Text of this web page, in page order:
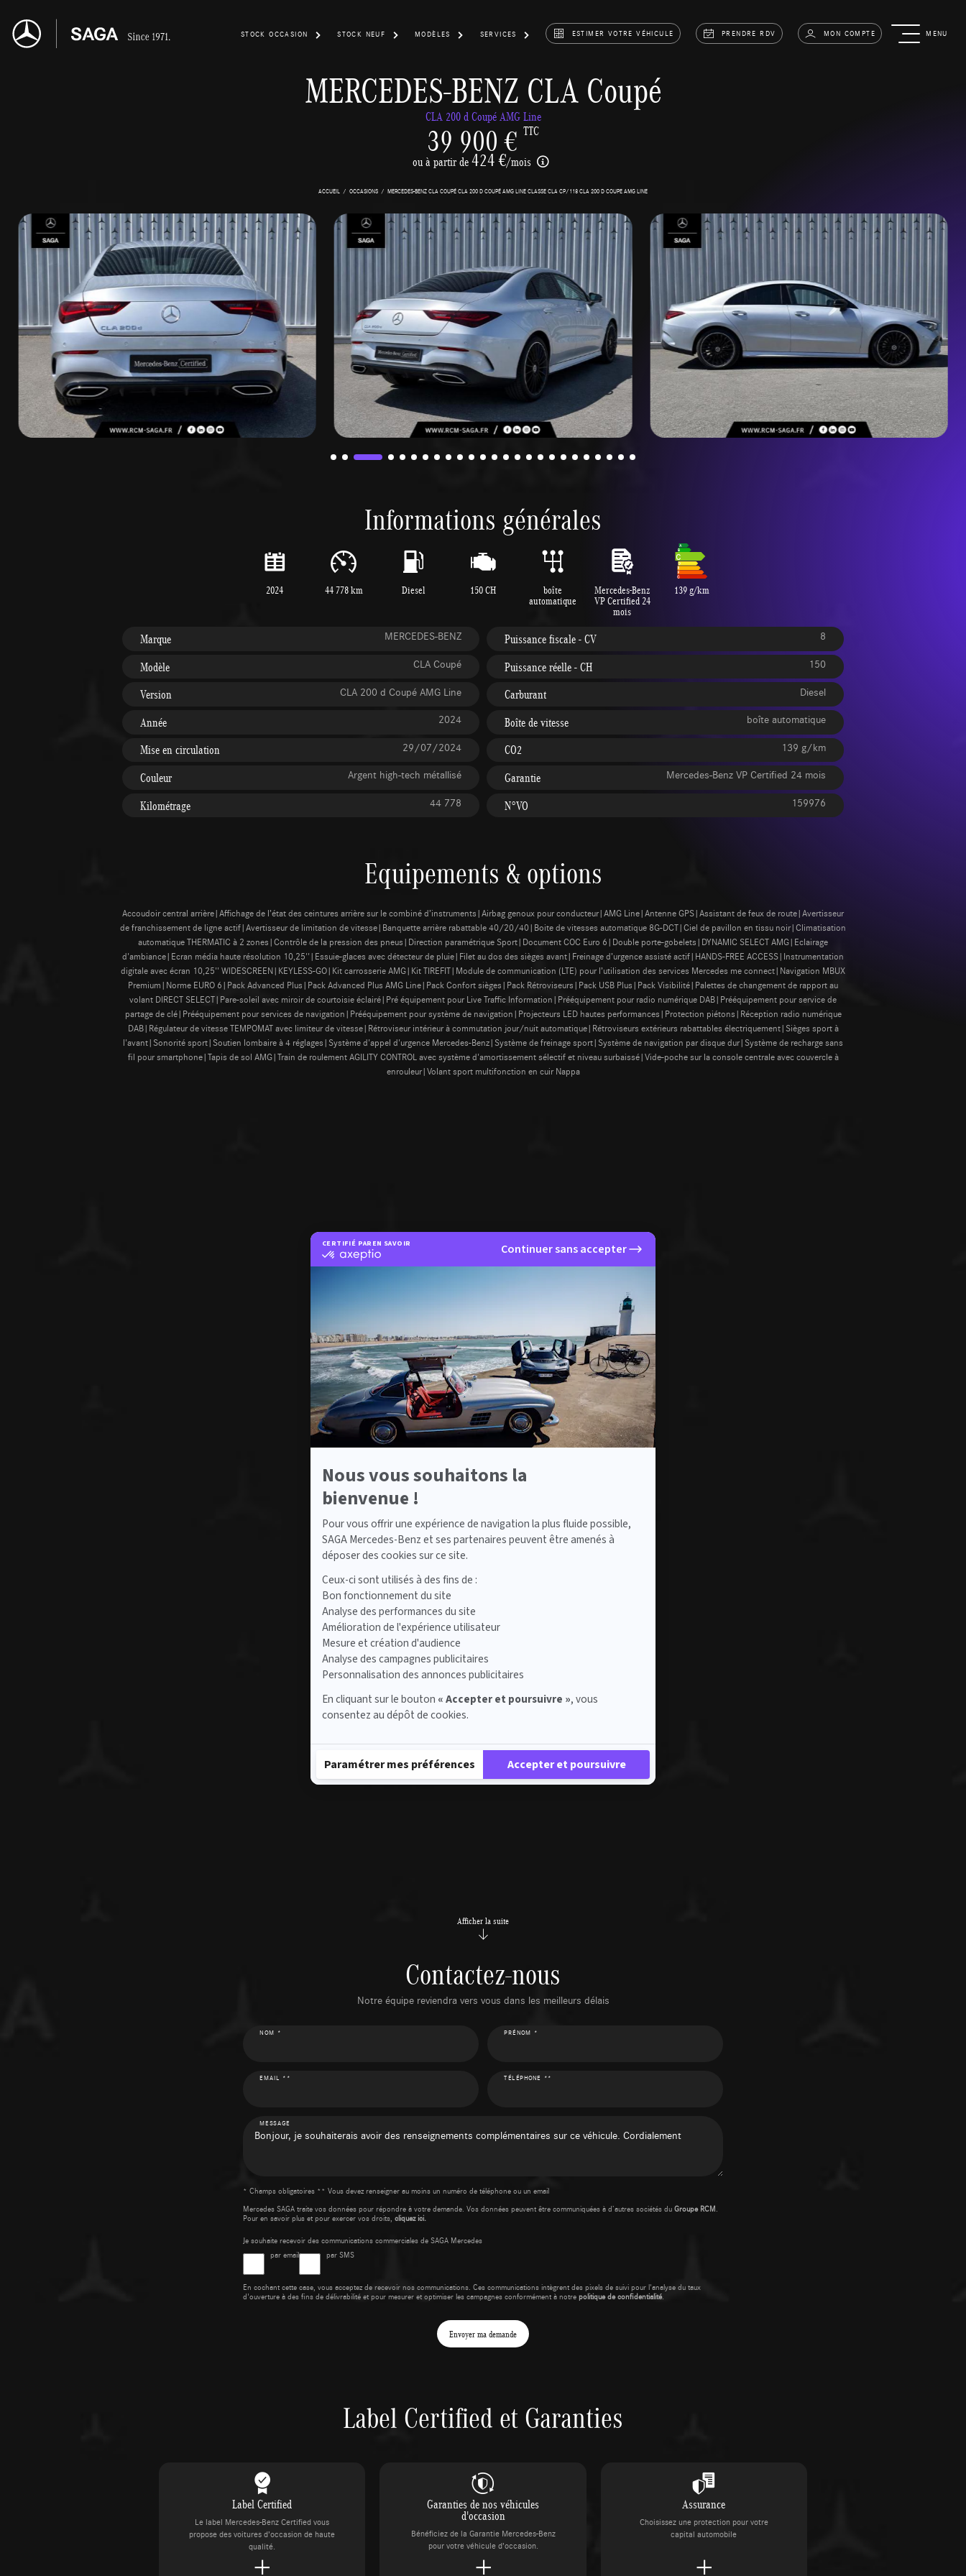
CERTIFIÉ PAR EN SAVOIR PLUS SUR
certifié
sur
Axeptio
Continuer sans accepter
Nous vous souhaitons la
bienvenue !
Pour vous offrir une expérience de navigation la plus fluide possible,
SAGA Mercedes-Benz et ses partenaires peuvent être amenés à
déposer des cookies sur ce site.
Ceux-ci sont utilisés à des fins de :
Bon fonctionnement du site
Analyse des performances du site
Amélioration de l'expérience utilisateur
Mesure et création d'audience
Analyse des campagnes publicitaires
Personnalisation des annonces publicitaires
En cliquant sur le bouton « Accepter et poursuivre », vous
consentez au dépôt de cookies.
Paramétrer mes préférences Accepter et poursuivre
STOCK OCCASION STOCK NEUF MODÈLES SERVICES ESTIMER VOTRE VÉHICULE PRENDRE RDV MON COMPTE MENU
MERCEDES-BENZ CLA Coupé
CLA 200 d Coupé AMG Line
39 900 € TTC
ou à partir de424 €/mois
ACCUEIL OCCASIONS MERCEDES-BENZ CLA COUPÉ CLA 200 D COUPÉ AMG LINE CLASSE CLA CP/118 CLA 200 D COUPE AMG LINE
Informations générales
2024 44 778 km Diesel 150 CH boîte
automatique
Mercedes-Benz
VP Certified 24
mois
139 g/km
Marque MERCEDES-BENZ
Modèle CLA Coupé
Version CLA 200 d Coupé AMG Line
Année 2024
Mise en circulation 29/07/2024
Couleur Argent high-tech métallisé
Kilométrage 44 778
Puissance fiscale - CV 8
Puissance réelle - CH 150
Carburant Diesel
Boîte de vitesse boîte automatique
CO2 139 g/km
Garantie Mercedes-Benz VP Certified 24 mois
N°VO 159976
Equipements & options
Accoudoir central arrière|Affichage de l’état des ceintures arrière sur le combiné d’instruments|Airbag genoux pour conducteur|AMG Line|Antenne GPS|Assistant de feux de route|Avertisseur
de franchissement de ligne actif|Avertisseur de limitation de vitesse|Banquette arrière rabattable 40/20/40|Boite de vitesses automatique 8G-DCT|Ciel de pavillon en tissu noir|Climatisation
automatique THERMATIC à 2 zones|Contrôle de la pression des pneus|Direction paramétrique Sport|Document COC Euro 6|Double porte-gobelets|DYNAMIC SELECT AMG|Eclairage
d'ambiance|Ecran média haute résolution 10,25''|Essuie-glaces avec détecteur de pluie|Filet au dos des sièges avant|Freinage d’urgence assisté actif|HANDS-FREE ACCESS|Instrumentation
digitale avec écran 10,25'' WIDESCREEN|KEYLESS-GO|Kit carrosserie AMG|Kit TIREFIT|Module de communication (LTE) pour l’utilisation des services Mercedes me connect|Navigation MBUX
Premium|Norme EURO 6|Pack Advanced Plus|Pack Advanced Plus AMG Line|Pack Confort sièges|Pack Rétroviseurs|Pack USB Plus|Pack Visibilité|Palettes de changement de rapport au
volant DIRECT SELECT|Pare-soleil avec miroir de courtoisie éclairé|Pré équipement pour Live Traffic Information|Prééquipement pour radio numérique DAB|Prééquipement pour service de
partage de clé|Prééquipement pour services de navigation|Prééquipement pour système de navigation|Projecteurs LED hautes performances|Protection piétons|Réception radio numérique
DAB|Régulateur de vitesse TEMPOMAT avec limiteur de vitesse|Rétroviseur intérieur à commutation jour/nuit automatique|Rétroviseurs extérieurs rabattables électriquement|Sièges sport à
l'avant|Sonorité sport|Soutien lombaire à 4 réglages|Système d'appel d'urgence Mercedes-Benz|Système de freinage sport|Système de navigation par disque dur|Système de recharge sans
fil pour smartphone|Tapis de sol AMG|Train de roulement AGILITY CONTROL avec système d'amortissement sélectif et niveau surbaissé|Vide-poche sur la console centrale avec couvercle à
enrouleur|Volant sport multifonction en cuir Nappa
Afficher la suite
Contactez-nous
Notre équipe reviendra vers vous dans les meilleurs délais
NOM * PRÉNOM *
EMAIL ** TÉLÉPHONE **
MESSAGE
* Champs obligatoires ** Vous devez renseigner au moins un numéro de téléphone ou un email
Mercedes SAGA traite vos données pour répondre à votre demande. Vos données peuvent être communiquées à d’autres sociétés du Groupe RCM.
Pour en savoir plus et pour exercer vos droits, cliquez ici.
Je souhaite recevoir des communications commerciales de SAGA Mercedes
par email
par SMS
En cochant cette case, vous acceptez de recevoir nos communications. Ces communications intègrent des pixels de suivi pour l'analyse du taux
d'ouverture à des fins de délivrabilité et pour mesurer et optimiser les campagnes conformément à notre politique de confidentialité.
Envoyer ma demande
Label Certified et Garanties
Label Certified
Le label Mercedes-Benz Certified vous
propose des voitures d’occasion de haute
qualité.
Garanties de nos véhicules
d'occasion
Bénéficiez de la Garantie Mercedes-Benz
pour votre véhicule d’occasion.
Assurance
Choisissez une protection pour votre
capital automobile